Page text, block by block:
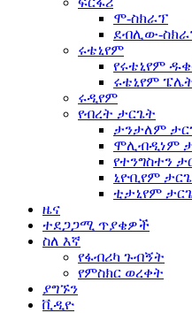
ሞ-ስክራፕ
ደብሊው-
ሩቴኒየም
የሩቴኒየም
ሩቴኒየም
ሩዲየም
የብረት ታርጌት
ታንታለም
ሞሊብዲነም
የተንግስተን
ኒዮቢየም
ቲታኒየም
ዜና
ተደጋጋሚ ጥያቄዎች
ስለ እኛ
የፋብሪካ ጉብኝት
የምስክር ወረቀት
ያግኙን
ቪዲዮ